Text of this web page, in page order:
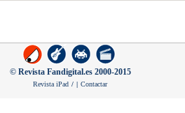
© Revista Fandigital.es 2000-2015
Revista iPad / | Contactar